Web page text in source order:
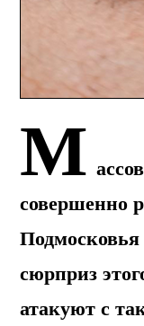
М
совершенно
сюрприз
атакуют с